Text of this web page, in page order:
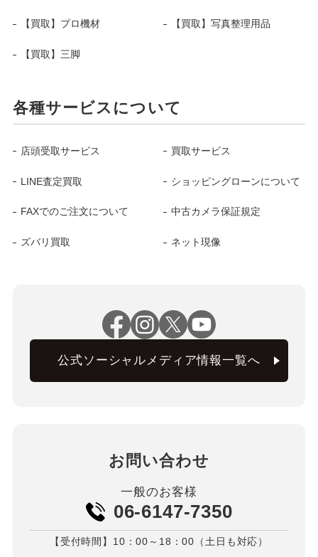
【買取】プロ機材 【買取】写真整理用品
【買取】三脚
各種サービスについて
店頭受取サービス 買取サービス
LINE査定買取 ショッピングローンについて
FAXでのご注文について 中古カメラ保証規定
ズバリ買取 ネット現像
公式ソーシャルメディア情報一覧へ
お問い合わせ
一般のお客様
06-6147-7350
【受付時間】10：00～18：00（土日も対応）